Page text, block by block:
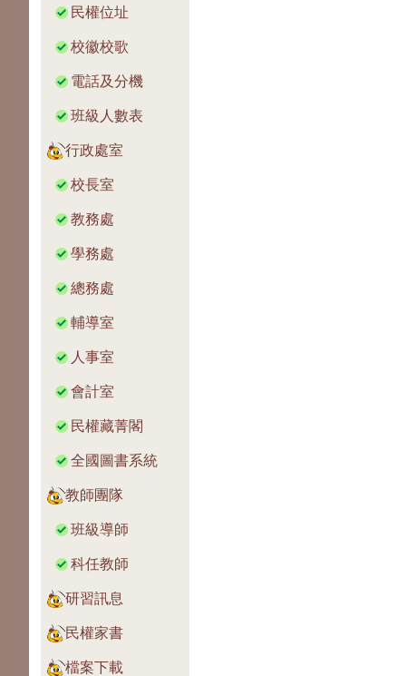
民權位址
校徽校歌
電話及分機
班級人數表
行政處室
校長室
教務處
學務處
總務處
輔導室
人事室
會計室
民權藏菁閣
全國圖書系統
教師團隊
班級導師
科任教師
研習訊息
民權家書
檔案下載